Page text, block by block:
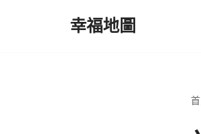
幸福地圖